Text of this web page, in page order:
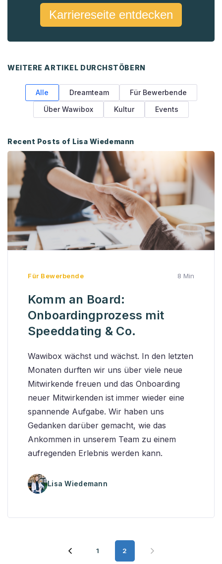
Karriereseite entdecken
WEITERE ARTIKEL DURCHSTÖBERN
Alle Dreamteam
Für Bewerbende
Über Wawibox
Kultur Events
Recent Posts of Lisa Wiedemann
Für Bewerbende 8 Min
Komm an Board:
Onboardingprozess mit
Speeddating & Co.
Wawibox wächst und wächst. In den letzten
Monaten durften wir uns über viele neue
Mitwirkende freuen und das Onboarding
neuer Mitwirkenden ist immer wieder eine
spannende Aufgabe. Wir haben uns
Gedanken darüber gemacht, wie das
Ankommen in unserem Team zu einem
aufregenden Erlebnis werden kann.
Lisa Wiedemann
1 2